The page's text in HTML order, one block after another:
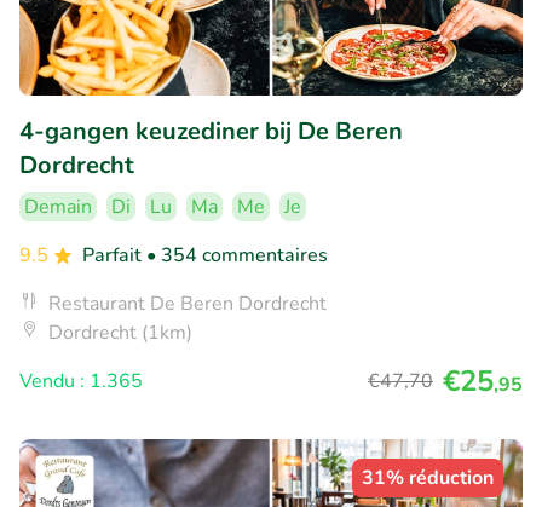
4-gangen keuzediner bij De Beren
Dordrecht
Demain Di Lu Ma Me
Je
9.5
Parfait • 354 commentaires
Restaurant De Beren Dordrecht
Dordrecht (1km)
Vendu : 1.365
€47,70 €25,95
31% réduction